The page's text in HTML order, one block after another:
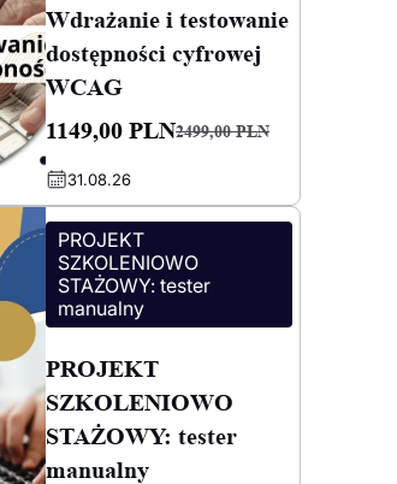
Wdrażanie i testowanie
dostępności cyfrowej
WCAG
2499,00PLN
Pierwotna
cena
wynosiła:
2499,00 PLN.
1149,00 PLN
Aktualna
cena
wynosi:
1149,00 PLN.
31.08.26
PROJEKT
SZKOLENIOWO
STAŻOWY: tester
manualny
PROJEKT
SZKOLENIOWO
STAŻOWY: tester
manualny